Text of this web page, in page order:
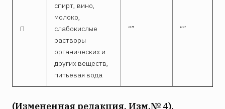
П
спирт, вино,
молоко,
слабокислые
растворы
органических и
других веществ,
питьевая вода
“” “”
(Измененная редакция, Изм.№ 4).